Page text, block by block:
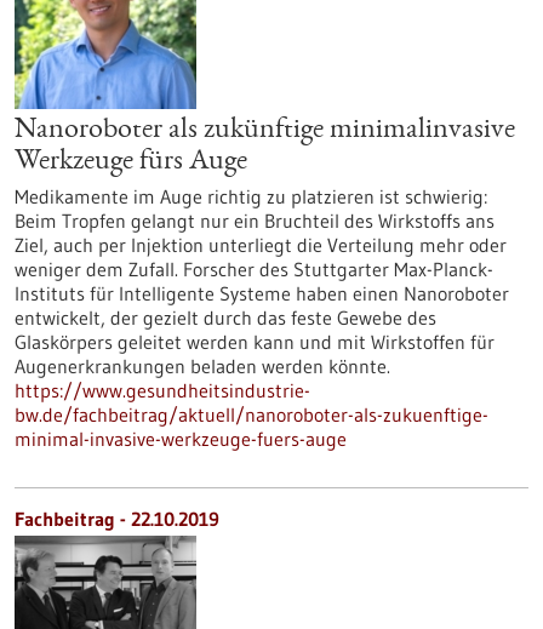
Nanoroboter als zukünftige minimalinvasive
Werkzeuge fürs Auge
Medikamente im Auge richtig zu platzieren ist schwierig:
Beim Tropfen gelangt nur ein Bruchteil des Wirkstoffs ans
Ziel, auch per Injektion unterliegt die Verteilung mehr oder
weniger dem Zufall. Forscher des Stuttgarter Max-Planck-
Instituts für Intelligente Systeme haben einen Nanoroboter
entwickelt, der gezielt durch das feste Gewebe des
Glaskörpers geleitet werden kann und mit Wirkstoffen für
Augenerkrankungen beladen werden könnte.
https://www.gesundheitsindustrie-
bw.de/fachbeitrag/aktuell/nanoroboter-als-zukuenftige-
minimal-invasive-werkzeuge-fuers-auge
Fachbeitrag - 22.10.2019